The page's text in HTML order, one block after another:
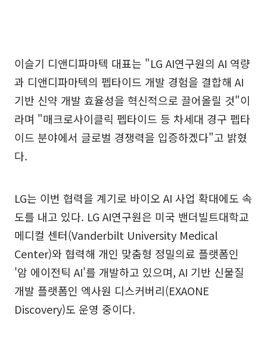
이슬기 디앤디파마텍 대표는 "LG AI연구원의 AI 역량
과 디앤디파마텍의 펩타이드 개발 경험을 결합해 AI
기반 신약 개발 효율성을 혁신적으로 끌어올릴 것"이
라며 "매크로사이클릭 펩타이드 등 차세대 경구 펩타
이드 분야에서 글로벌 경쟁력을 입증하겠다"고 밝혔
다.
LG는 이번 협력을 계기로 바이오 AI 사업 확대에도 속
도를 내고 있다. LG AI연구원은 미국 밴더빌트대학교
메디컬 센터(Vanderbilt University Medical
Center)와 협력해 개인 맞춤형 정밀의료 플랫폼인
'암 에이전틱 AI'를 개발하고 있으며, AI 기반 신물질
개발 플랫폼인 엑사원 디스커버리(EXAONE
Discovery)도 운영 중이다.